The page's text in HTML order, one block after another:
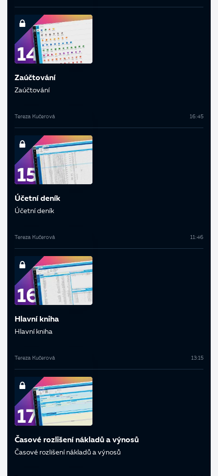
Zaúčtování
Zaúčtování
Tereza Kučerová 16:45
Účetní deník
Účetní deník
Tereza Kučerová 11:46
Hlavní kniha
Hlavní kniha
Tereza Kučerová 13:15
Časové rozlišení nákladů a výnosů
Časové rozlišení nákladů a výnosů